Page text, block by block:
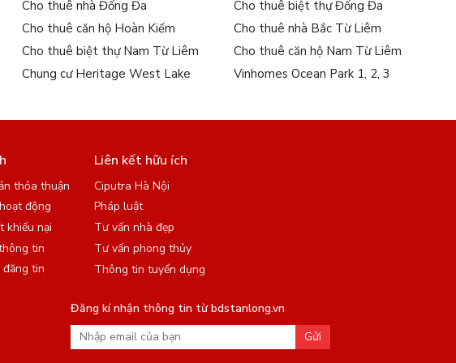
Cho thuê nhà Đống Đa
Cho thuê biệt thự Đống Đa
Cho thuê căn hộ Hoàn Kiếm
Cho thuê nhà Bắc Từ Liêm
Cho thuê biệt thự Nam Từ Liêm
Cho thuê căn hộ Nam Từ Liêm
Chung cư Heritage West Lake
Vinhomes Ocean Park 1, 2, 3
thỏa thuận
động
khiếu nại
tin
tin
Liên kết hữu ích
Ciputra Hà Nội
Pháp luật
Tư vấn nhà đẹp
Tư vấn phong thủy
Thông tin tuyển dụng
Đăng kí nhận thông tin từ bdstanlong.vn
Gửi